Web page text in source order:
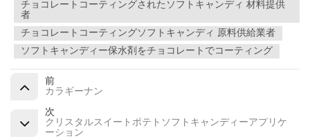
チョコレートコーティングされたソフトキャンディ 材料提供
者
チョコレートコーティングソフトキャンディ 原料供給業者
ソフトキャンディー保水剤をチョコレートでコーティング
前
カラギーナン
次
クリスタルスイートポテトソフトキャンディーアプリケ
ーション